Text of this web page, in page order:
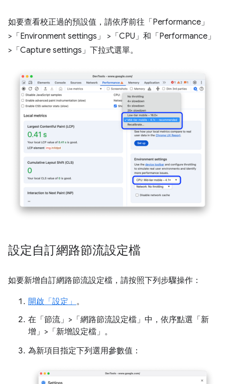
如要查看校正過的預設值，請依序前往「Performance」
>「Environment settings」
>「CPU」 和「Performance」
>「Capture settings」 下拉式選單。
設定自訂網路節流設定檔
如要新增自訂網路節流設定檔，請按照下列步驟操作：
開啟「設定」 。
在「節流」 >「網路節流設定檔」 中，依序點選「新
增」 >「新增設定檔」 。
為新項目指定下列選用參數值：